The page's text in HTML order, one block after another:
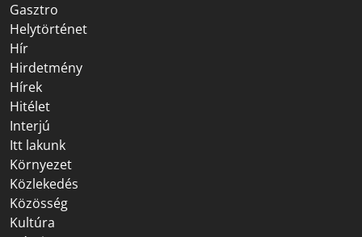
Gasztro
Helytörténet
Hír
Hirdetmény
Hírek
Hitélet
Interjú
Itt lakunk
Környezet
Közlekedés
Közösség
Kultúra